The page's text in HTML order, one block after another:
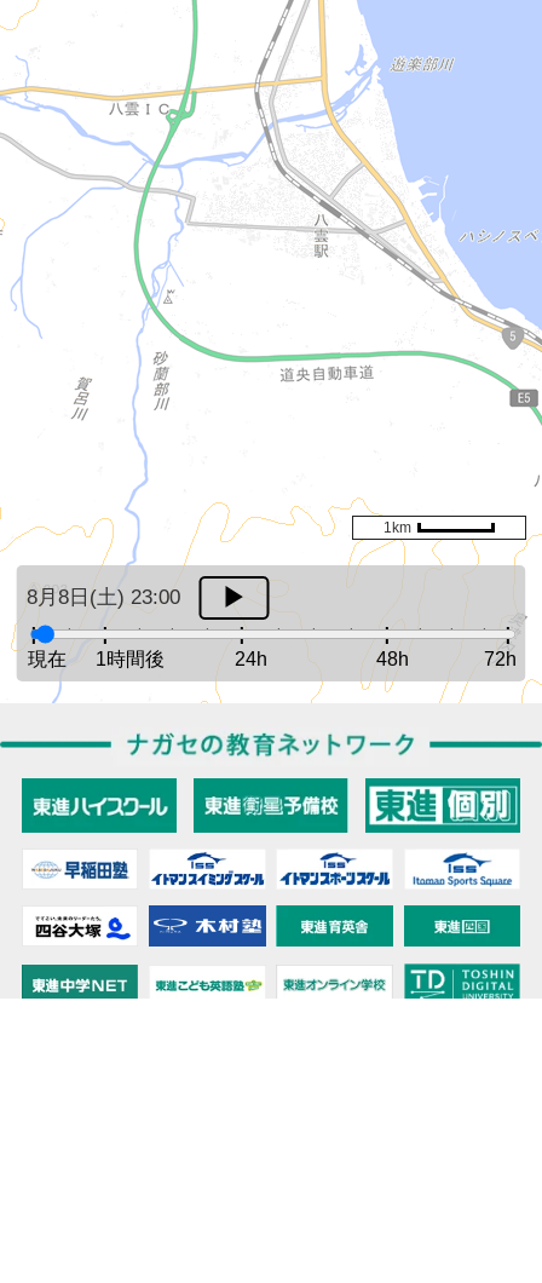
8月8日(土) 23:00
現在 1時間後 24h 48h 72h
1km